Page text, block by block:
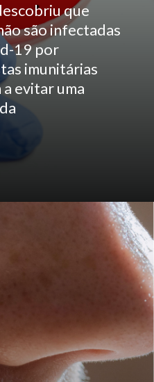
que
são infectadas
19 por
imunitárias
a evitar uma